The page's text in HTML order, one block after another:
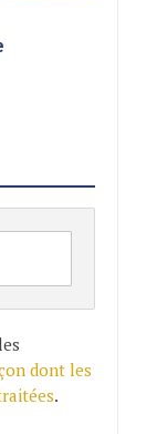
dont les
.